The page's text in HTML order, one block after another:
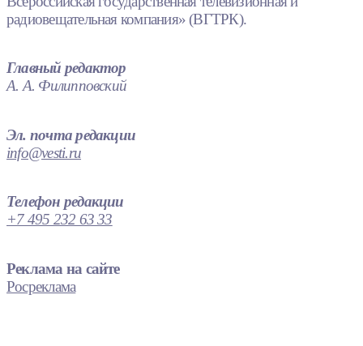
радиовещательная компания» (ВГТРК).
Главный редактор
А. А. Филипповский
Эл. почта редакции
info@vesti.ru
Телефон редакции
+7 495 232 63 33
Реклама на сайте
Росреклама